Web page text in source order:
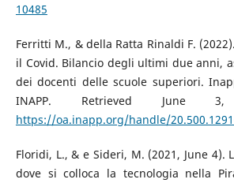
10485
Ferritti M., & della Ratta Rinaldi F.
il Covid. Bilancio degli ultimi due anni,
dei docenti delle scuole superiori.
INAPP. Retrieved June
https://oa.inapp.org/handle/
Floridi, L., & e Sideri, M. (2021, June 4).
dove si colloca la tecnologia nella